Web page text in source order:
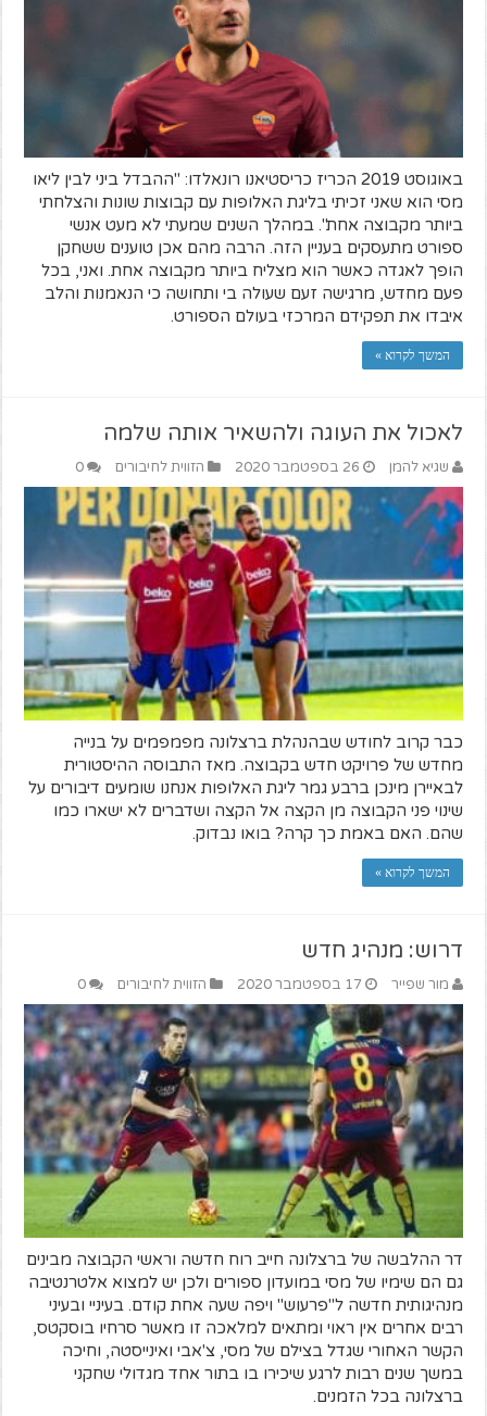
באוגוסט 2019 הכריז כריסטיאנו רונאלדו: "ההבדל ביני לבין ליאו
מסי הוא שאני זכיתי בליגת האלופות עם קבוצות שונות והצלחתי
ביותר מקבוצה אחת". במהלך השנים שמעתי לא מעט אנשי
ספורט מתעסקים בעניין הזה. הרבה מהם אכן טוענים ששחקן
הופך לאגדה כאשר הוא מצליח ביותר מקבוצה אחת. ואני, בכל
פעם מחדש, מרגישה זעם שעולה בי ותחושה כי הנאמנות והלב
איבדו את תפקידם המרכזי בעולם הספורט.
המשך לקרוא »
לאכול את העוגה ולהשאיר אותה שלמה
שגיא להמן 26 בספטמבר 2020 הזווית לחיבורים 0
כבר קרוב לחודש שבהנהלת ברצלונה מפמפמים על בנייה
מחדש של פרויקט חדש בקבוצה. מאז התבוסה ההיסטורית
לבאיירן מינכן ברבע גמר ליגת האלופות אנחנו שומעים דיבורים על
שינוי פני הקבוצה מן הקצה אל הקצה ושדברים לא ישארו כמו
שהם. האם באמת כך קרה? בואו נבדוק.
המשך לקרוא »
דרוש: מנהיג חדש
מור שפייר 17 בספטמבר 2020 הזווית לחיבורים 0
דר ההלבשה של ברצלונה חייב רוח חדשה וראשי הקבוצה מבינים
גם הם שימיו של מסי במועדון ספורים ולכן יש למצוא אלטרנטיבה
מנהיגותית חדשה ל"פרעוש" ויפה שעה אחת קודם. בעיניי ובעיני
רבים אחרים אין ראוי ומתאים למלאכה זו מאשר סרחיו בוסקטס,
הקשר האחורי שגדל בצילם של מסי, צ'אבי ואינייסטה, וחיכה
במשך שנים רבות לרגע שיכירו בו בתור אחד מגדולי שחקני
ברצלונה בכל הזמנים.